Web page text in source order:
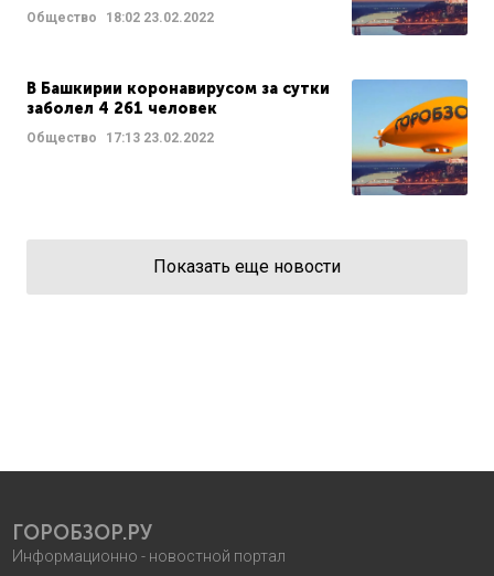
Общество 18:02 23.02.2022
В Башкирии коронавирусом за сутки
заболел 4 261 человек
Общество 17:13 23.02.2022
Показать еще новости
ГОРОБЗОР.РУ
Информационно - новостной портал